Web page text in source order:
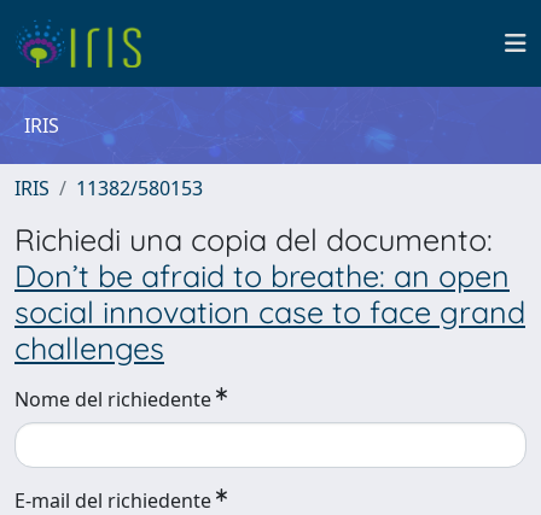
IRIS
IRIS 11382/580153
Richiedi una copia del documento:
Don’t be afraid to breathe: an open
social innovation case to face grand
challenges
Nome del richiedente
E-mail del richiedente